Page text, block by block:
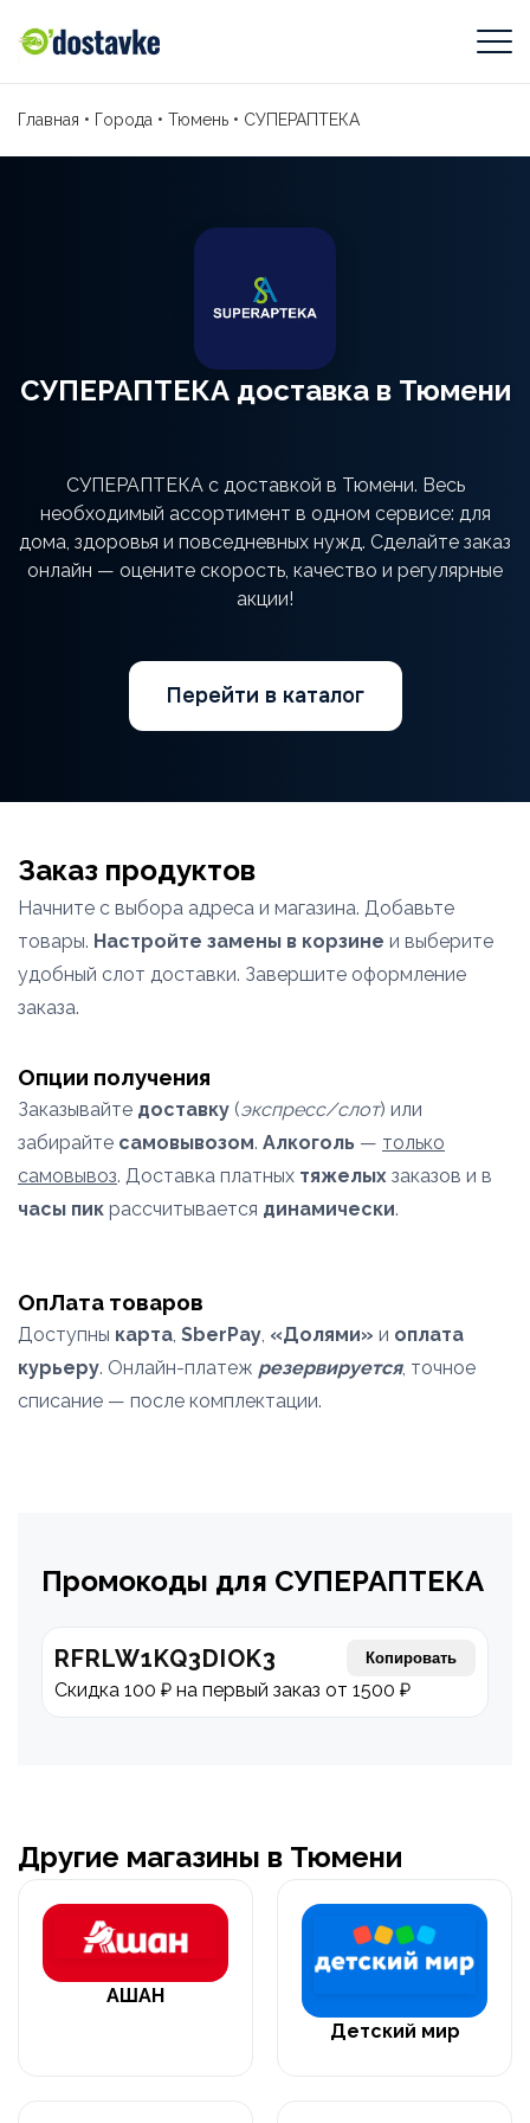
Главная • Города • Тюмень • СУПЕРАПТЕКА
СУПЕРАПТЕКА доставка в Тюмени
СУПЕРАПТЕКА с доставкой в Тюмени. Весь
необходимый ассортимент в одном сервисе: для
дома, здоровья и повседневных нужд. Сделайте заказ
онлайн — оцените скорость, качество и регулярные
акции!
Перейти в каталог
Заказ продуктов
Начните с выбора адреса и магазина. Добавьте
товары. Настройте замены в корзине и выберите
удобный слот доставки. Завершите оформление
заказа.
Опции получения
Заказывайте доставку (экспресс/слот) или
забирайте самовывозом. Алкоголь — только
самовывоз. Доставка платных тяжелых заказов и в
часы пик рассчитывается динамически.
ОпЛата товаров
Доступны карта, SberPay, «Долями» и оплата
курьеру. Онлайн-платеж резервируется, точное
списание — после комплектации.
Промокоды для СУПЕРАПТЕКА
RFRLW1KQ3DIOK3 Копировать
Скидка 100 ₽ на первый заказ от 1500 ₽
Другие магазины в Тюмени
АШАН
Детский мир